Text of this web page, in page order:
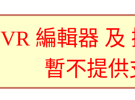
VR 編輯器 及
暫不提